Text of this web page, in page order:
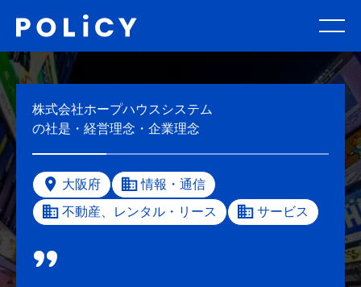
株式会社ホープハウスシステム
の社是・経営理念・企業理念
大阪府
情報・通信
不動産、レンタル・リース
サービス